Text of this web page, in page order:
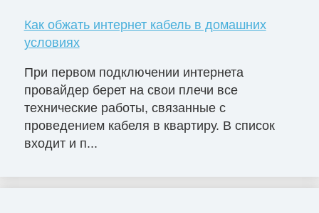
Как обжать интернет кабель в домашних
условиях
При первом подключении интернета
провайдер берет на свои плечи все
технические работы, связанные с
проведением кабеля в квартиру. В список
входит и п...